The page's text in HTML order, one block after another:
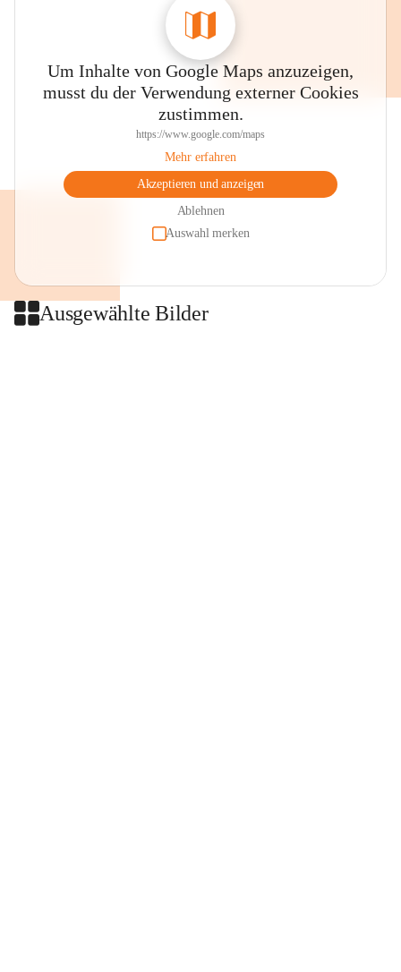
Um Inhalte von Google Maps anzuzeigen,
musst du der Verwendung externer Cookies
zustimmen.
https://www.google.com/maps
Mehr erfahren
Akzeptieren und anzeigen
Ablehnen
Auswahl merken
Ausgewählte Bilder